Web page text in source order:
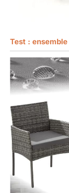
Test :